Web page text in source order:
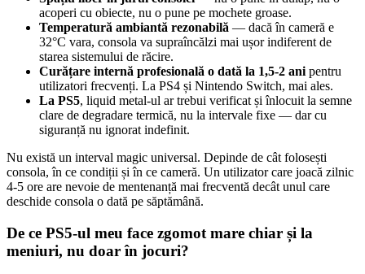
acoperi cu obiecte, nu o pune pe mochete groase.
Temperatură ambiantă rezonabilă — dacă în cameră e
32°C vara, consola va supraîncălzi mai ușor indiferent de
starea sistemului de răcire.
Curățare internă profesională o dată la 1,5-2 ani pentru
utilizatori frecvenți. La PS4 și Nintendo Switch, mai ales.
La PS5, liquid metal-ul ar trebui verificat și înlocuit la semne
clare de degradare termică, nu la intervale fixe — dar cu
siguranță nu ignorat indefinit.
Nu există un interval magic universal. Depinde de cât folosești
consola, în ce condiții și în ce cameră. Un utilizator care joacă zilnic
4-5 ore are nevoie de mentenanță mai frecventă decât unul care
deschide consola o dată pe săptămână.
De ce PS5-ul meu face zgomot mare chiar și la
meniuri, nu doar în jocuri?